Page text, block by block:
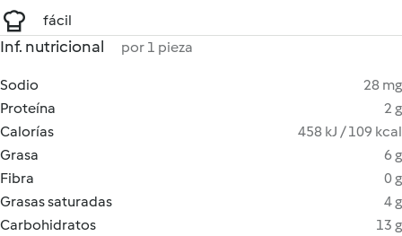
fácil
Inf. nutricional por 1 pieza
Sodio
28 mg
Proteína
2 g
Calorías
458 kJ / 109 kcal
Grasa
6 g
Fibra
0 g
Grasas saturadas
4 g
Carbohidratos
13 g